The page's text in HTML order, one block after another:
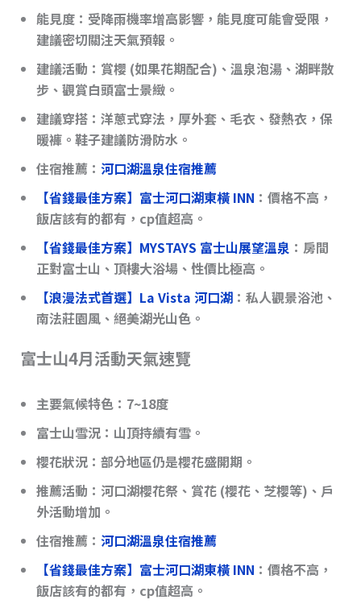
能見度：受降雨機率增高影響，能見度可能會受限，
建議密切關注天氣預報。
建議活動 ：賞櫻 (如果花期配合)、溫泉泡湯、湖畔散
步、觀賞白頭富士景緻。
建議穿搭：洋蔥式穿法，厚外套、毛衣、發熱衣，保
暖褲。鞋子建議防滑防水。
住宿推薦： 河口湖溫泉住宿推薦
【省錢最佳方案】 富士河口湖東橫 INN ：價格不高，
飯店該有的都有，cp值超高。
【省錢最佳方案】MYSTAYS 富士山展望溫泉 ：房間
正對富士山、頂樓大浴場、性價比極高。
【浪漫法式首選】La Vista 河口湖：私人觀景浴池、
南法莊園風、絕美湖光山色。
富士山4月活動天氣速覽
主要氣候特色：7~18度
富士山雪況：山頂持續有雪。
櫻花狀況：部分地區仍是櫻花盛開期。
推薦活動 ：河口湖櫻花祭、賞花 (櫻花、芝櫻等)、戶
外活動增加。
住宿推薦： 河口湖溫泉住宿推薦
【省錢最佳方案】 富士河口湖東橫 INN ：價格不高，
飯店該有的都有，cp值超高。